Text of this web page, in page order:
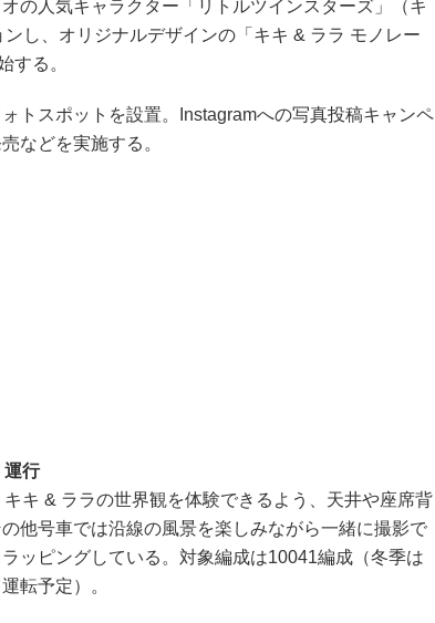
の人気キャラクター「リトルツインスターズ」（キ
し、オリジナルデザインの「キキ & ララ モノレー
する。
トスポットを設置。Instagramへの写真投稿キャンペ
などを実施する。
運行
キ & ララの世界観を体験できるよう、天井や座席背
他号車では沿線の風景を楽しみながら一緒に撮影で
ッピングしている。対象編成は10041編成（冬季は
転予定）。